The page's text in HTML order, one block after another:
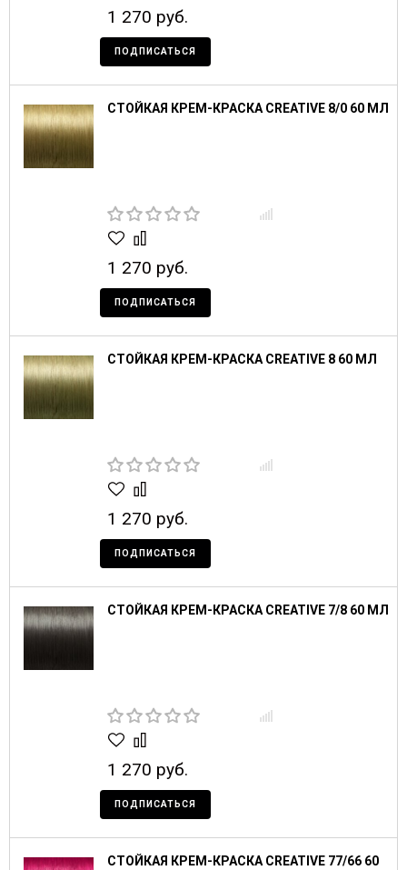
1 270 руб.
ПОДПИСАТЬСЯ
СТОЙКАЯ КРЕМ-КРАСКА CREATIVE 8/0 60 МЛ
1 270 руб.
ПОДПИСАТЬСЯ
СТОЙКАЯ КРЕМ-КРАСКА CREATIVE 8 60 МЛ
1 270 руб.
ПОДПИСАТЬСЯ
СТОЙКАЯ КРЕМ-КРАСКА CREATIVE 7/8 60 МЛ
1 270 руб.
ПОДПИСАТЬСЯ
СТОЙКАЯ КРЕМ-КРАСКА CREATIVE 77/66 60